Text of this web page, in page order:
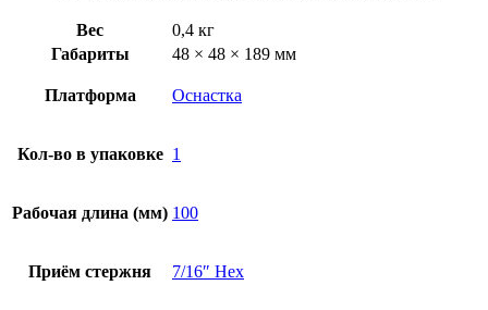
Вес
0,4 кг
Габариты
48 × 48 × 189 мм
Платформа Оснастка
Кол-во в упаковке 1
Рабочая длина (мм) 100
Приём стержня 7/16″ Hex